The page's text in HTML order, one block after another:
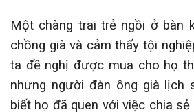
Một chàng trai trẻ ngồi ở bàn
chồng già và cảm thấy tội
ta đề nghị được mua cho họ
nhưng người đàn ông già lịch
biết họ đã quen với việc chia